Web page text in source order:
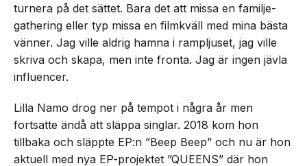
turnera på det sättet. Bara det att missa en familje-
gathering eller typ missa en filmkväll med mina bästa
vänner. Jag ville aldrig hamna i rampljuset, jag ville
skriva och skapa, men inte fronta. Jag är ingen jävla
influencer.
Lilla Namo drog ner på tempot i några år men
fortsatte ändå att släppa singlar. 2018 kom hon
tillbaka och släppte EP:n ”Beep Beep” och nu är hon
aktuell med nya EP-projektet ”QUEENS” där hon